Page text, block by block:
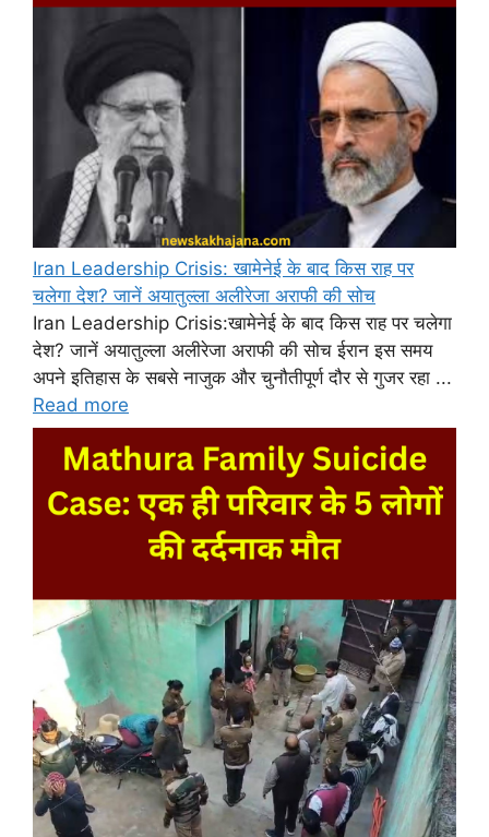
Iran Leadership Crisis: खामेनेई के बाद किस राह पर
चलेगा देश? जानें अयातुल्ला अलीरेजा अराफी की सोच
Iran Leadership Crisis:खामेनेई के बाद किस राह पर चलेगा
देश? जानें अयातुल्ला अलीरेजा अराफी की सोच ईरान इस समय
अपने इतिहास के सबसे नाजुक और चुनौतीपूर्ण दौर से गुजर रहा ...
Read more